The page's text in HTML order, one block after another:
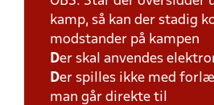
kamp, så kan der stadig
modstander på kampen
Der skal anvendes
Der spilles ikke med
man går direkte til